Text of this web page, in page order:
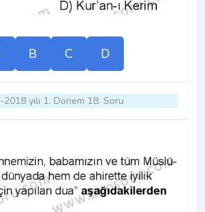
B C D
yılı 1. Dönem 18. Soru